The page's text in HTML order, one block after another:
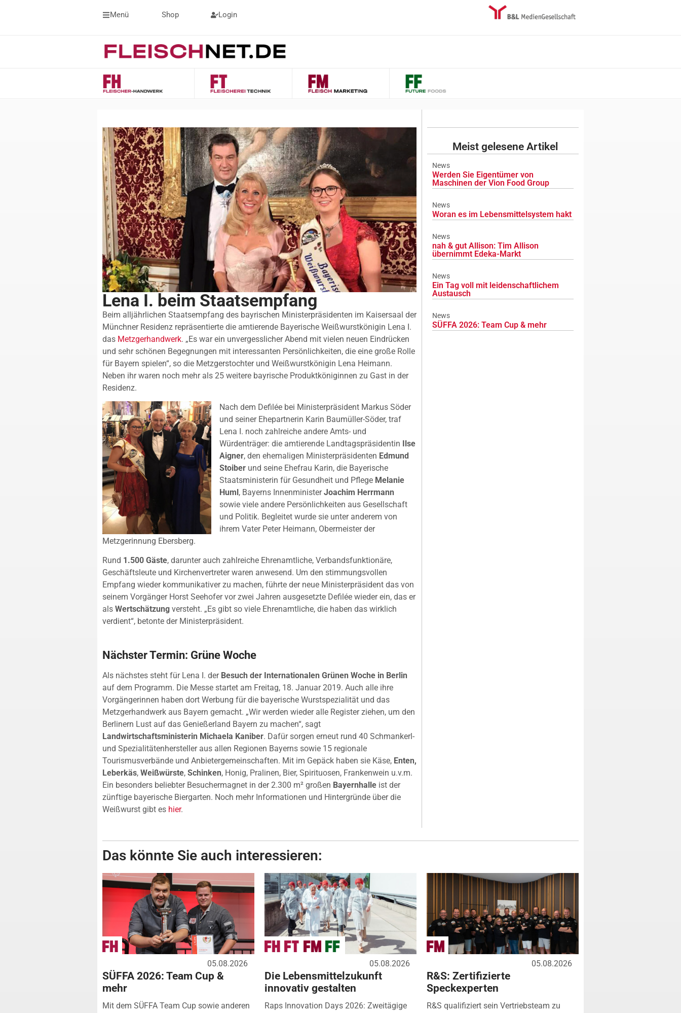
Menü Shop Login
Lena I. beim Staatsempfang
Beim alljährlichen Staatsempfang des bayrischen Ministerpräsidenten im Kaisersaal der
Münchner Residenz repräsentierte die amtierende Bayerische Weißwurstkönigin Lena I.
das Metzgerhandwerk. „Es war ein unvergesslicher Abend mit vielen neuen Eindrücken
und sehr schönen Begegnungen mit interessanten Persönlichkeiten, die eine große Rolle
für Bayern spielen“, so die Metzgerstochter und Weißwurstkönigin Lena Heimann.
Neben ihr waren noch mehr als 25 weitere bayrische Produktköniginnen zu Gast in der
Residenz.
Nach dem Defilée bei Ministerpräsident Markus Söder
und seiner Ehepartnerin Karin Baumüller-Söder, traf
Lena I. noch zahlreiche andere Amts- und
Würdenträger: die amtierende Landtagspräsidentin Ilse
Aigner, den ehemaligen Ministerpräsidenten Edmund
Stoiber und seine Ehefrau Karin, die Bayerische
Staatsministerin für Gesundheit und Pflege Melanie
Huml, Bayerns InnenministerJoachim Herrmann
sowie viele andere Persönlichkeiten aus Gesellschaft
und Politik. Begleitet wurde sie unter anderem von
ihrem Vater Peter Heimann, Obermeister der
Metzgerinnung Ebersberg.
Rund 1.500 Gäste, darunter auch zahlreiche Ehrenamtliche, Verbandsfunktionäre,
Geschäftsleute und Kirchenvertreter waren anwesend. Um den stimmungsvollen
Empfang wieder kommunikativer zu machen, führte der neue Ministerpräsident das von
seinem Vorgänger Horst Seehofer vor zwei Jahren ausgesetzte Defilée wieder ein, das er
als Wertschätzung versteht. „Es gibt so viele Ehrenamtliche, die haben das wirklich
verdient“, betonte der Ministerpräsident.
Nächster Termin: Grüne Woche
Als nächstes steht für Lena I. der Besuch der Internationalen Grünen Woche in Berlin
auf dem Programm. Die Messe startet am Freitag, 18. Januar 2019. Auch alle ihre
Vorgängerinnen haben dort Werbung für die bayerische Wurstspezialität und das
Metzgerhandwerk aus Bayern gemacht. „Wir werden wieder alle Register ziehen, um den
Berlinern Lust auf das Genießerland Bayern zu machen“, sagt
Landwirtschaftsministerin Michaela Kaniber. Dafür sorgen erneut rund 40 Schmankerl-
und Spezialitätenhersteller aus allen Regionen Bayerns sowie 15 regionale
Tourismusverbände und Anbietergemeinschaften. Mit im Gepäck haben sie Käse, Enten,
Leberkäs, Weißwürste, Schinken, Honig, Pralinen, Bier, Spirituosen, Frankenwein u.v.m.
Ein besonders beliebter Besuchermagnet in der 2.300 m² großen Bayernhalle ist der
zünftige bayerische Biergarten. Noch mehr Informationen und Hintergründe über die
Weißwurst gibt es hier.
Meist gelesene Artikel
News
Werden Sie Eigentümer von
Maschinen der Vion Food Group
News
Woran es im Lebensmittelsystem hakt
News
nah & gut Allison: Tim Allison
übernimmt Edeka-Markt
News
Ein Tag voll mit leidenschaftlichem
Austausch
News
SÜFFA 2026: Team Cup & mehr
Das könnte Sie auch interessieren:
05.08.2026
SÜFFA 2026: Team Cup &
mehr
Mit dem SÜFFA Team Cup sowie anderen
05.08.2026
Die Lebensmittelzukunft
innovativ gestalten
Raps Innovation Days 2026: Zweitägige
05.08.2026
R&S: Zertifizierte
Speckexperten
R&S qualifiziert sein Vertriebsteam zu